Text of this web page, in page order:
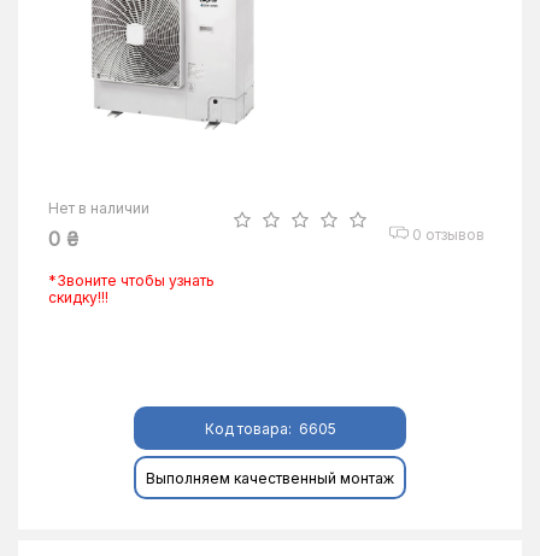
Нет в наличии
0 ₴
*Звоните чтобы узнать
скидку!!!
0 отзывов
Код товара: 6605
Выполняем качественный монтаж